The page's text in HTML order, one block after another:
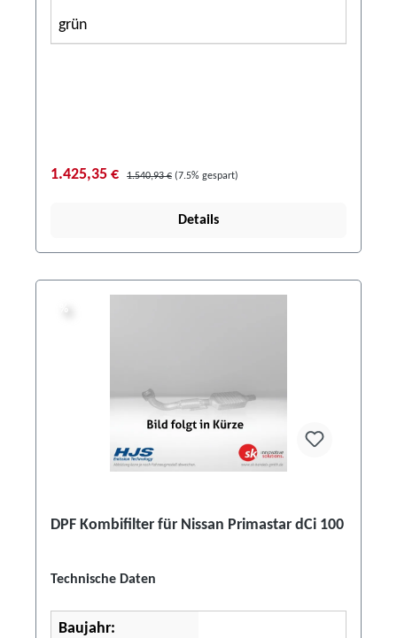
grün
1.425,35 € 1.540,93 € (7.5% gespart)
Details
DPF Kombifilter für Nissan Primastar dCi 100
Technische Daten
Baujahr: